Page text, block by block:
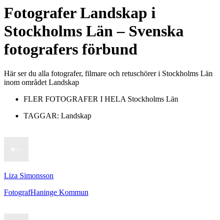
FotograferLandskap i
Stockholms Län– Svenska
fotografers förbund
Här ser du alla fotografer, filmare och retuschörer i Stockholms Län
inom området Landskap
FLER FOTOGRAFER I HELA Stockholms Län
TAGGAR: Landskap
Liza Simonsson
FotografHaninge Kommun